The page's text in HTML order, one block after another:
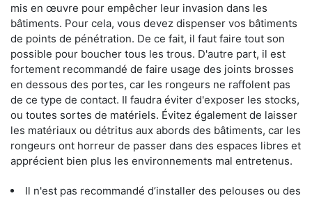
mis en œuvre pour empêcher leur invasion dans les
bâtiments. Pour cela, vous devez dispenser vos bâtiments
de points de pénétration. De ce fait, il faut faire tout son
possible pour boucher tous les trous. D'autre part, il est
fortement recommandé de faire usage des joints brosses
en dessous des portes, car les rongeurs ne raffolent pas
de ce type de contact. Il faudra éviter d'exposer les stocks,
ou toutes sortes de matériels. Évitez également de laisser
les matériaux ou détritus aux abords des bâtiments, car les
rongeurs ont horreur de passer dans des espaces libres et
apprécient bien plus les environnements mal entretenus.
Il n'est pas recommandé d’installer des pelouses ou des